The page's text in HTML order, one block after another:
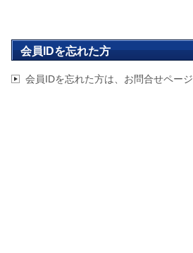
会員IDを忘れた方
会員IDを忘れた方は、お問合せペー